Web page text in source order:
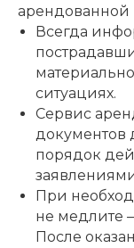
Всегда
ситуациях.
Сервис
документов
порядок
При
не медлите
После